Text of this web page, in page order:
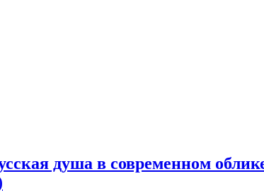
душа в современном